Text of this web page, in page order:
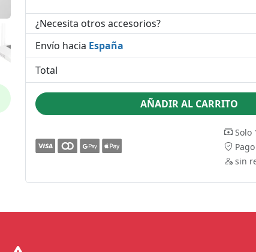
¿Necesita otros accesorios?
Envío hacia España
Total
AÑADIR AL CARRITO
Solo
sin